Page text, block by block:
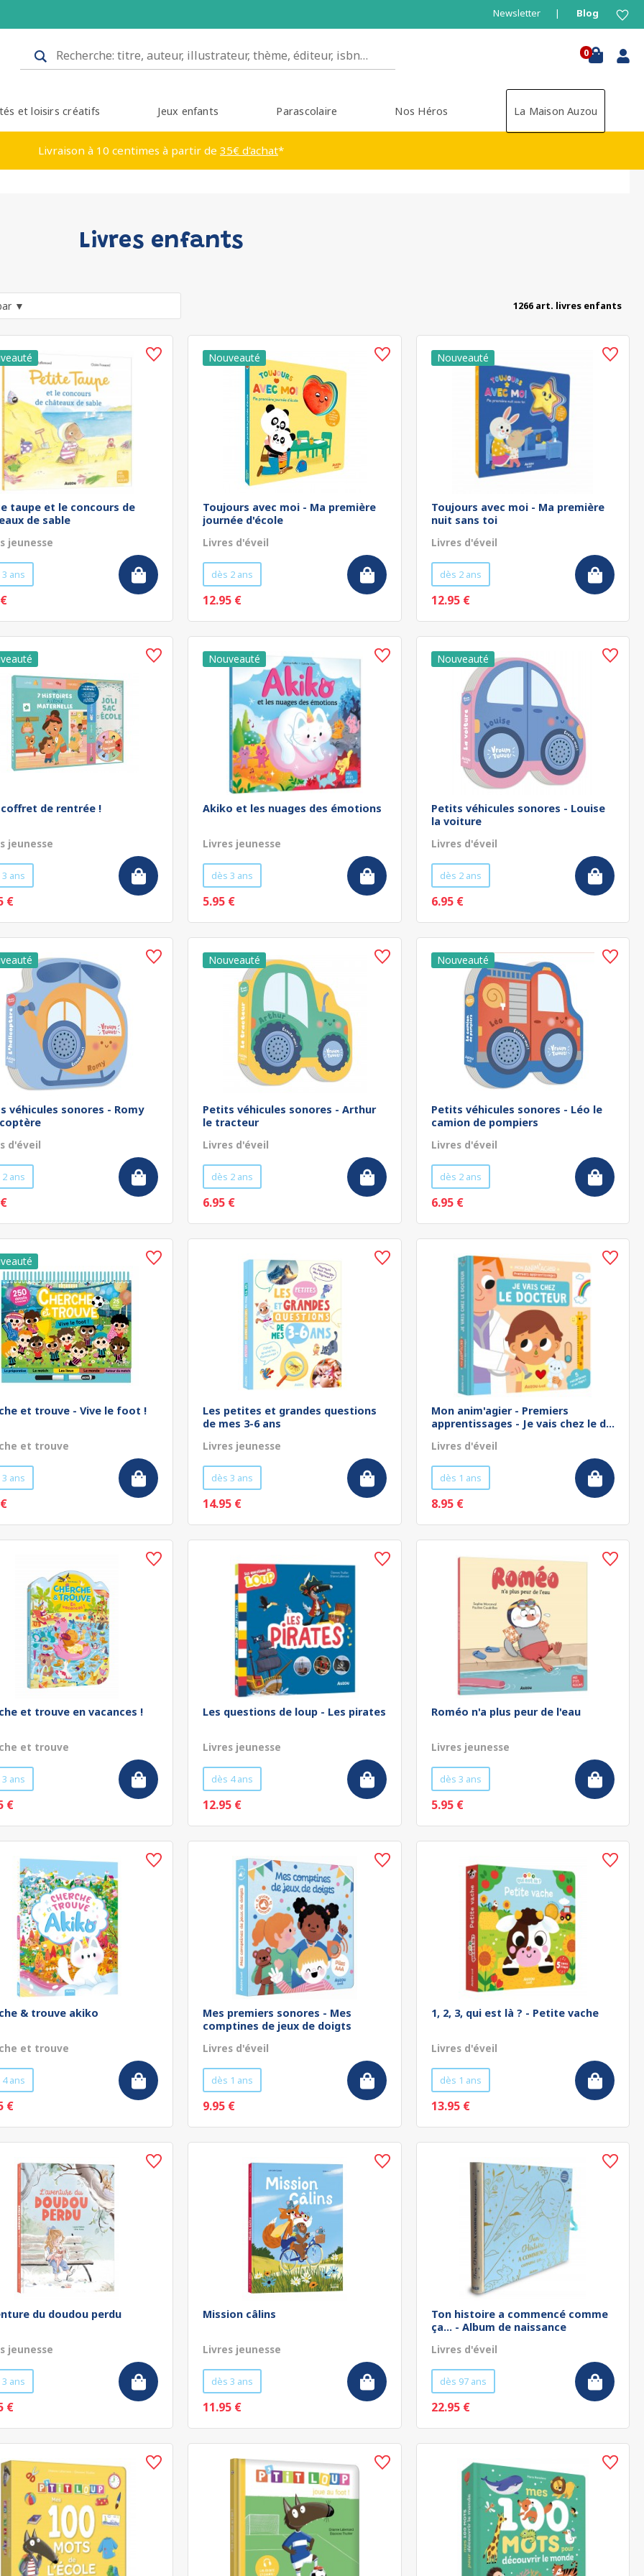
Newsletter Blog
0
et loisirs créatifs Jeux enfants Parascolaire Nos Héros La Maison Auzou
Livraison à 10 centimes à partir de 35€ d'achat*
Livres enfants
1266 art. livres enfants
taupe et le concours de
de sable
jeunesse
ans
Toujours avec moi - Ma première
journée d'école
Livres d'éveil
dès 2 ans
12.95 €
Toujours avec moi - Ma première
nuit sans toi
Livres d'éveil
dès 2 ans
12.95 €
de rentrée !
jeunesse
ans
€
Akiko et les nuages des émotions
Livres jeunesse
dès 3 ans
5.95 €
Petits véhicules sonores - Louise
la voiture
Livres d'éveil
dès 2 ans
6.95 €
véhicules sonores - Romy
d'éveil
ans
Petits véhicules sonores - Arthur
le tracteur
Livres d'éveil
dès 2 ans
6.95 €
Petits véhicules sonores - Léo le
camion de pompiers
Livres d'éveil
dès 2 ans
6.95 €
et trouve - Vive le foot !
et trouve
ans
Les petites et grandes questions
de mes 3-6 ans
Livres jeunesse
dès 3 ans
14.95 €
Mon anim'agier - Premiers
apprentissages - Je vais chez le d...
Livres d'éveil
dès 1 ans
8.95 €
et trouve en vacances !
et trouve
ans
€
Les questions de loup - Les pirates
Livres jeunesse
dès 4 ans
12.95 €
Roméo n'a plus peur de l'eau
Livres jeunesse
dès 3 ans
5.95 €
& trouve akiko
et trouve
ans
€
Mes premiers sonores - Mes
comptines de jeux de doigts
Livres d'éveil
dès 1 ans
9.95 €
1, 2, 3, qui est là ? - Petite vache
Livres d'éveil
dès 1 ans
13.95 €
du doudou perdu
jeunesse
ans
€
Mission câlins
Livres jeunesse
dès 3 ans
11.95 €
Ton histoire a commencé comme
ça... - Album de naissance
Livres d'éveil
dès 97 ans
22.95 €